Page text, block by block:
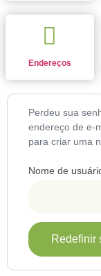
Endereços
Perdeu sua
endereço de e-
para criar uma
Nome de
Redefinir